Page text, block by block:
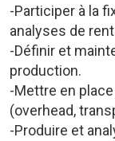
-Participer à la
analyses de
-Définir et
production.
-Mettre en
(overhead,
-Produire et